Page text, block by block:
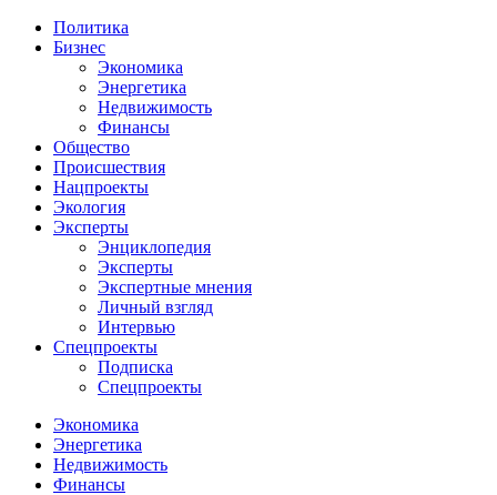
Политика
Бизнес
Экономика
Энергетика
Недвижимость
Финансы
Общество
Происшествия
Нацпроекты
Экология
Эксперты
Энциклопедия
Эксперты
Экспертные мнения
Личный взгляд
Интервью
Спецпроекты
Подписка
Спецпроекты
Экономика
Энергетика
Недвижимость
Финансы